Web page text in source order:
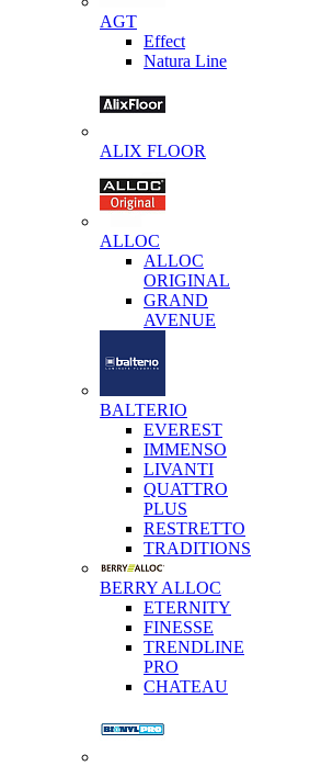
AGT
Effect
Natura Line
ALIX FLOOR
ALLOC
ALLOC
ORIGINAL
GRAND
AVENUE
BALTERIO
EVEREST
IMMENSO
LIVANTI
QUATTRO
PLUS
RESTRETTO
TRADITIONS
BERRY ALLOC
ETERNITY
FINESSE
TRENDLINE
PRO
CHATEAU